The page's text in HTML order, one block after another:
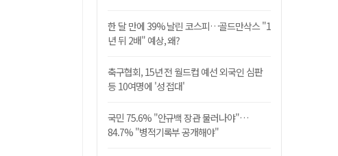
한 달 만에 39% 날린 코스피…골드만삭스 "1
년 뒤 2배" 예상, 왜?
축구협회, 15년 전 월드컵 예선 외국인 심판
등 10여명에 '성 접대'
국민 75.6% "안규백 장관 물러나야"…
84.7% "병적기록부 공개해야"